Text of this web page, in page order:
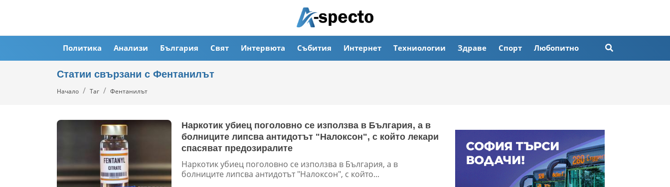
Политика Анализи България Свят Интервюта Събития Интернет Техниологии Здраве Спорт Любопитно
Статии свързани с Фентанилът
Начало Таг Фентанилът
Наркотик убиец поголовно се използва в България, а в
болниците липсва антидотът "Налоксон", с който лекари
спасяват предозиралите
Наркотик убиец поголовно се използва в България, а в
болниците липсва антидотът "Налоксон", с който...